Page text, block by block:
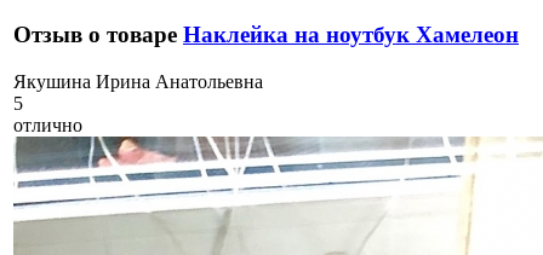
Отзыв о товаре Наклейка на ноутбук Хамелеон
Якушина Ирина Анатольевна
5
отлично